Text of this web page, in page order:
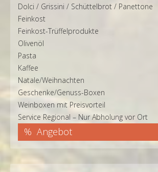
Dolci / Grissini / Schüttelbrot / Panettone
Feinkost
Feinkost-Trüffelprodukte
Olivenöl
Pasta
Kaffee
Natale/Weihnachten
Geschenke/Genuss-Boxen
Weinboxen mit Preisvorteil
Service Regional – Nur Abholung vor Ort
Angebot